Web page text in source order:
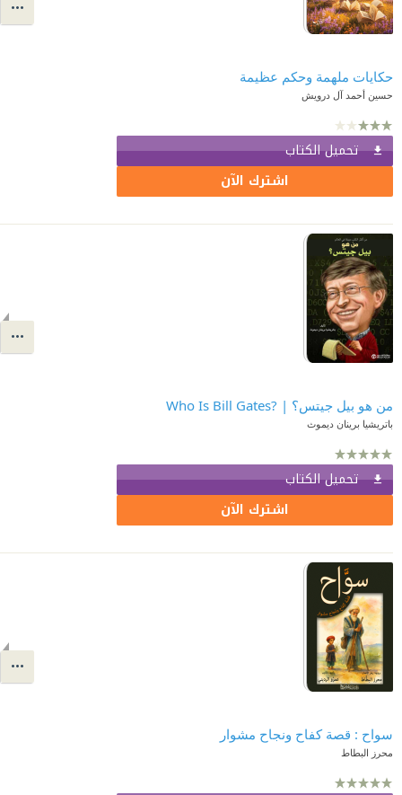
حكايات ملهمة وحكم عظيمة
حسين أحمد آل درويش
تحميل الكتاب
اشترك الآن
من هو بيل جيتس؟ | ?Who Is Bill Gates
تحميل الكتاب
اشترك الآن
سواح : قصة كفاح ونجاح مشوار
محرز البطاط